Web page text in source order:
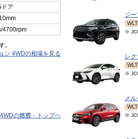
ドア
4700rpm
。
ン 4WDの相場を見る
の燃費・トップヘ
ジー
※
レ
※
※